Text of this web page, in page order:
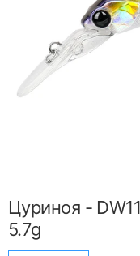
Цуриноя -
5.7g